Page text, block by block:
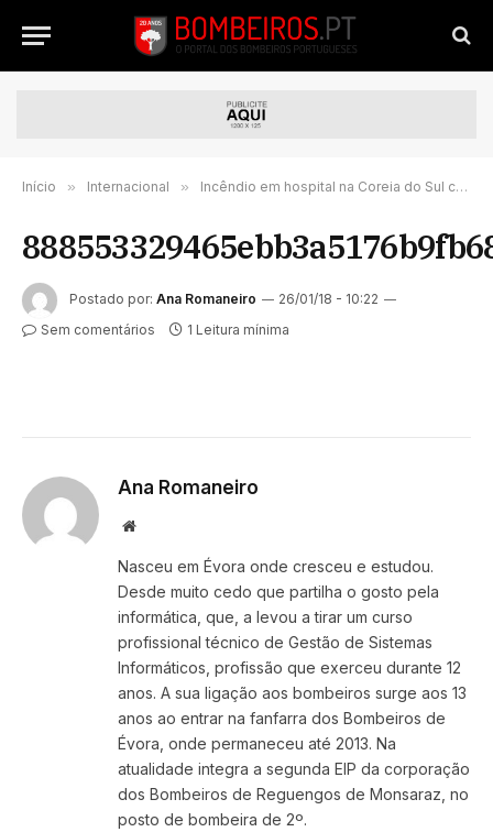
Início » Internacional » Incêndio em hospital na Coreia do Sul causou 37 mortos
Postado por: Ana Romaneiro
26/01/18 - 10:22
Sem comentários
1 Leitura mínima
Ana Romaneiro
Website
Nasceu em Évora onde cresceu e estudou.
Desde muito cedo que partilha o gosto pela
informática, que, a levou a tirar um curso
profissional técnico de Gestão de Sistemas
Informáticos, profissão que exerceu durante 12
anos. A sua ligação aos bombeiros surge aos 13
anos ao entrar na fanfarra dos Bombeiros de
Évora, onde permaneceu até 2013. Na
atualidade integra a segunda EIP da corporação
dos Bombeiros de Reguengos de Monsaraz, no
posto de bombeira de 2º.